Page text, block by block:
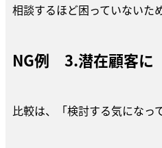
相談するほど困っていないため
NG例 3.潜在顧客に
比較は、「検討する気になっ